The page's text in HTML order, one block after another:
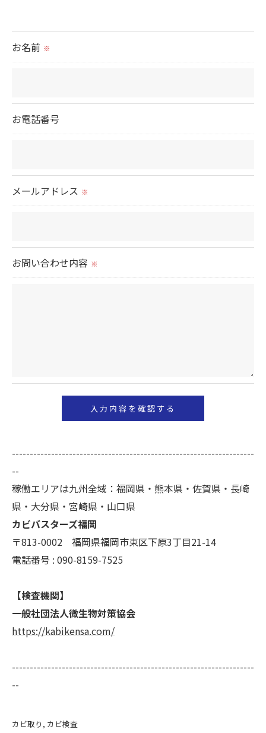
られた場合を除き、
当社では、利用目的の達成に必要な範囲において、
当社では、お客様の個人情報の開示･訂正･削除・利
個人情報の開示･訂正･削除・利用停止の具体的手続
きにつきましては、お電話でお問合せ下さい。
お名前 ※
お電話番号
メールアドレス ※
お問い合わせ内容 ※
--------------------------------------------------------------------
--
稼働エリアは九州全域：福岡県・熊本県・佐賀県・長崎
県・大分県・宮崎県・山口県
カビバスターズ福岡
〒813-0002 福岡県福岡市東区下原3丁目21-14
電話番号 : 090-8159-7525
【検査機関】
一般社団法人微生物対策協会
https://kabikensa.com/
--------------------------------------------------------------------
--
カビ取り カビ検査